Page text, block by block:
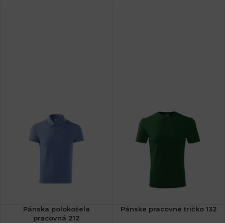
Pánska polokošela
pracovná 212
Pánske pracovné tričko 132